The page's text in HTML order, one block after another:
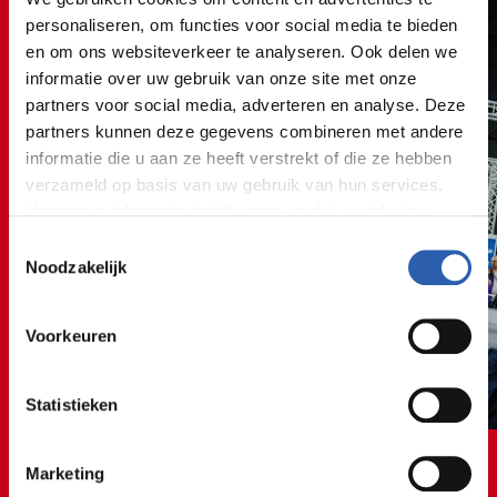
personaliseren, om functies voor social media te bieden
en om ons websiteverkeer te analyseren. Ook delen we
informatie over uw gebruik van onze site met onze
partners voor social media, adverteren en analyse. Deze
partners kunnen deze gegevens combineren met andere
informatie die u aan ze heeft verstrekt of die ze hebben
verzameld op basis van uw gebruik van hun services.
We werken samen met
die uw gegevens
Noodzakelijk
Voorkeuren
Statistieken
Marketing